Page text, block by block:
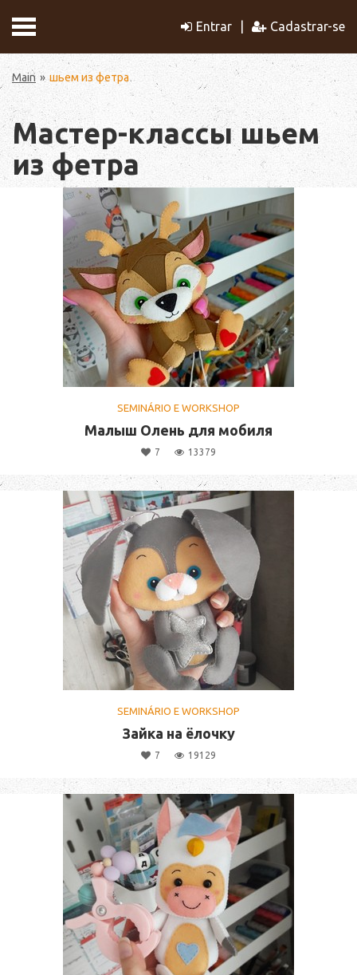
Entrar Cadastrar-se
Main шьем из фетра
Мастер-классы шьем
из фетра
SEMINÁRIO E WORKSHOP
Малыш Олень для мобиля
7 13379
SEMINÁRIO E WORKSHOP
Зайка на ёлочку
7 19129